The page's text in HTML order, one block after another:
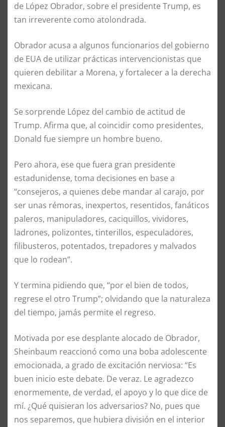
de López Obrador, sobre el presidente Trump, es
tan irreverente como atolondrada.
Obrador acusa a algunos funcionarios del gobierno
de EUA de utilizar prácticas intervencionistas que
quieren debilitar a Morena, y fortalecer a la derecha
mexicana.
Se sorprende López del cambio de actitud de
Trump. Afirma que, al coincidir como presidentes,
Donald fue siempre un hombre bueno.
Pero ahora, ese que fuera gran presidente
estadunidense, toma decisiones en base a
“consejeros, a quienes debe mandar al carajo, por
ser unas rémoras, inexpertos, resentidos, fanáticos
paleros, manipuladores, caciquillos, vividores,
ladrones, polizontes, tinterillos, especuladores,
filibusteros, potentados, trepadores y malvados
que lo rodean”.
Y termina pidiendo que, “por el bien de todos,
regrese el otro Trump”; olvidando que la naturaleza
del tiempo, jamás permite el regreso.
Motivada por ese desplante alocado de Obrador,
Sheinbaum reaccionó como una boba adolescente
emocionada, a grado de excitación nerviosa: “Es
buen inicio este debate. De veraz. Le agradezco
enormemente, de verdad, el apoyo y lo que dice de
mí. ¿Qué quisieran los adversarios? No, pues que
nos separemos, que hubiera división en el interior